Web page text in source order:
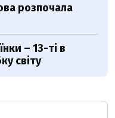
розпочала
– 13-ті в
світу